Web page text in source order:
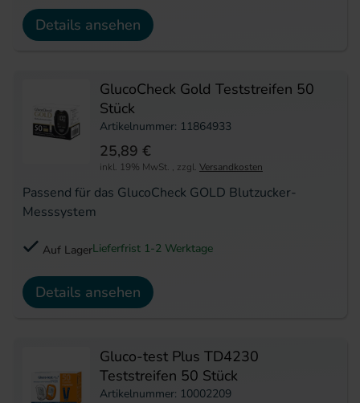
Details ansehen
GlucoCheck Gold Teststreifen 50
Stück
Artikelnummer: 11864933
Passend für das GlucoCheck GOLD Blutzucker-
Messsystem
25,89 €
inkl. 19% MwSt. , zzgl. Versandkosten
Auf LagerLieferfrist 1-2 Werktage
Details ansehen
Gluco-test Plus TD4230
Teststreifen 50 Stück
Artikelnummer: 10002209